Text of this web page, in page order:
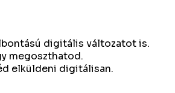
digitális változatot is.
megoszthatod.
elküldeni digitálisan.